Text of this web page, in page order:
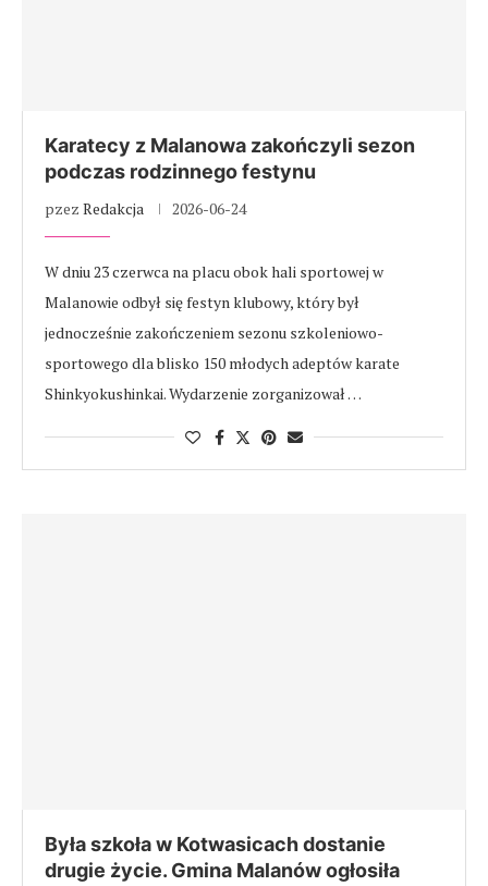
Karatecy z Malanowa zakończyli sezon
podczas rodzinnego festynu
pzez Redakcja 2026-06-24
W dniu 23 czerwca na placu obok hali sportowej w
Malanowie odbył się festyn klubowy, który był
jednocześnie zakończeniem sezonu szkoleniowo-
sportowego dla blisko 150 młodych adeptów karate
Shinkyokushinkai. Wydarzenie zorganizował …
Była szkoła w Kotwasicach dostanie
drugie życie. Gmina Malanów ogłosiła